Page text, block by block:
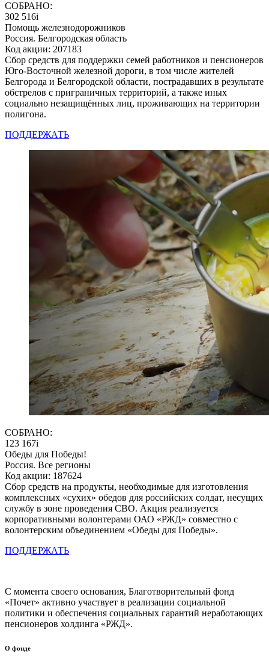
СОБРАНО:
302 516i
Помощь железнодорожников
Россия. Белгородская область
Код акции: 207183
Сбор средств для поддержки семей работников и пенсионеров
Юго-Восточной железной дороги, в том числе жителей
Белгорода и Белгородской области, пострадавших в результате
обстрелов с приграничных территорий, а также иных
социально незащищённых лиц, проживающих на территории
полигона.
ПОДДЕРЖАТЬ
СОБРАНО:
123 167i
Обеды для Победы!
Россия. Все регионы
Код акции: 187624
Сбор средств на продукты, необходимые для изготовления
комплексных «сухих» обедов для российских солдат, несущих
службу в зоне проведения СВО. Акция реализуется
корпоративными волонтерами ОАО «РЖД» совместно с
волонтерским объединением «Обеды для Победы».
ПОДДЕРЖАТЬ
С момента своего основания, Благотворительный фонд
«Почет» активно участвует в реализации социальной
политики и обеспечения социальных гарантий неработающих
пенсионеров холдинга «РЖД».
О фонде